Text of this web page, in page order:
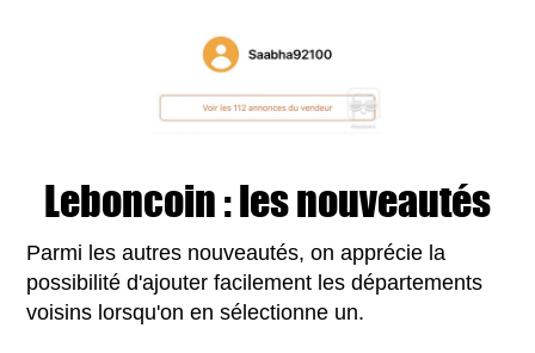
Leboncoin : les nouveautés
Parmi les autres nouveautés, on apprécie la
possibilité d'ajouter facilement les départements
voisins lorsqu'on en sélectionne un.